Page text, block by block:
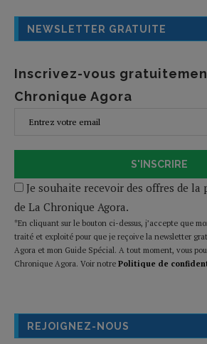
NEWSLETTER GRATUITE
Inscrivez-vous
Chronique Agora
S'INSCRIRE
Je souhaite recevoir des offres de la
de La Chronique Agora.
*En cliquant sur le bouton ci-dessus, j’accepte que
traité et exploité pour que je reçoive la newsletter
Agora et mon Guide Spécial. A tout moment, vous
Chronique Agora. Voir notre Politique de
REJOIGNEZ-NOUS